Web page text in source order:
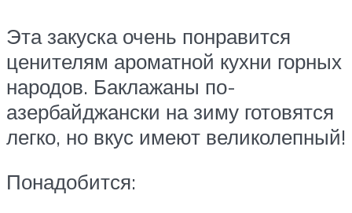
Эта закуска очень понравится
ценителям ароматной кухни горных
народов. Баклажаны по-
азербайджански на зиму готовятся
легко, но вкус имеют великолепный!
Понадобится: